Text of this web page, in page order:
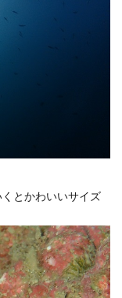
とかわいいサイズ